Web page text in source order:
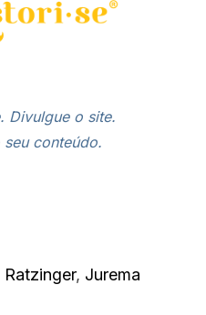
Divulgue o site.
conteúdo.
, Jurema